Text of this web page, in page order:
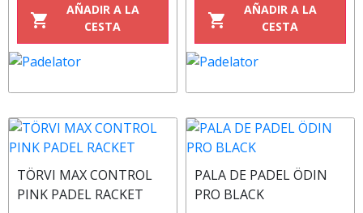
shopping_cart
AÑADIR A LA
CESTA
shopping_cart
AÑADIR A LA
CESTA
TÖRVI MAX CONTROL
PINK PADEL RACKET
PALA DE PADEL ÖDIN
PRO BLACK